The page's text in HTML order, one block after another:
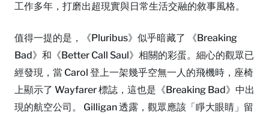
工作多年，打磨出超現實與日常生活交融的敘事風格。
值得一提的是，《Pluribus》似乎暗藏了 《Breaking
Bad》和《Better Call Saul》相關的彩蛋。細心的觀眾已
經發現，當 Carol 登上一架幾乎空無一人的飛機時，座椅
上顯示了 Wayfarer 標誌，這也是《Breaking Bad》中出
現的航空公司。 Gilligan 透露，觀眾應該「睜大眼睛」留